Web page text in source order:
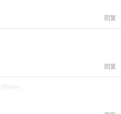
回复
回复
iPhone